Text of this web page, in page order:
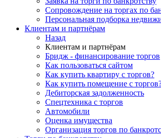
Сопровождение на торгах по
Персональная подборка
Клиентам и партнёрам
Назад
Клиентам и партнёрам
Бридж - финансирование торгов
Как пользоваться сайтом
Как купить квартиру с торгов?
Как купить помещение с
Дебиторская задолженность
Спецтехника с торгов
Автомобили
Оценка имущества
Организация торгов по